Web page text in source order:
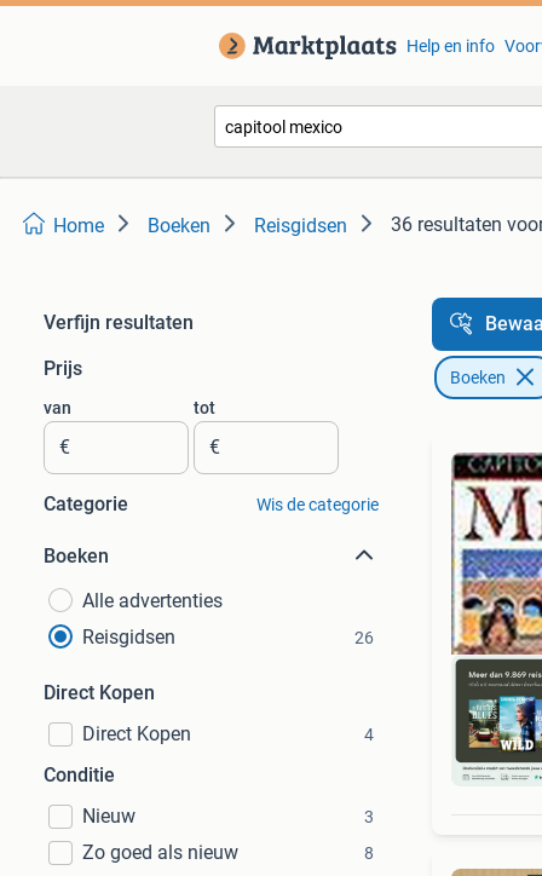
Help en info
Home Boeken Reisgidsen 36 resultaten
Verfijn resultaten
Prijs
van
€
tot
€
Categorie Wis de categorie
Boeken
Alle advertenties
Reisgidsen
26
Direct Kopen
Direct Kopen
4
Conditie
Nieuw
3
Zo goed als nieuw 8
Boeken